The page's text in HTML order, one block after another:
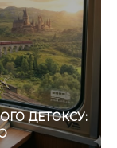
ДЕТОКСУ: